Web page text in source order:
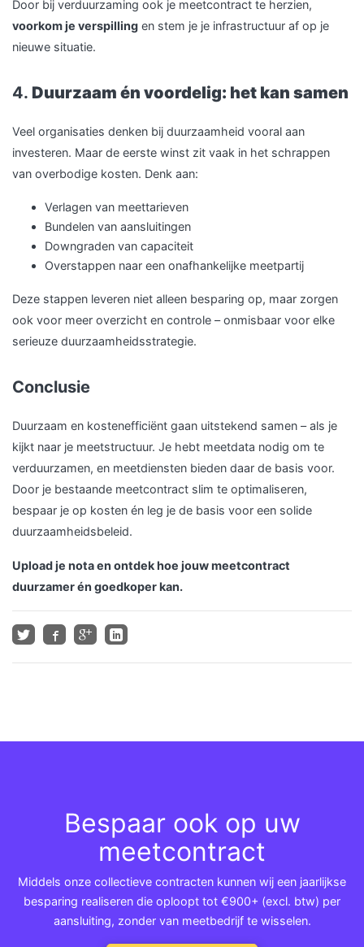
Door bij verduurzaming ook je meetcontract te herzien,
voorkom je verspilling en stem je je infrastructuur af op je
nieuwe situatie.
4. Duurzaam én voordelig: het kan samen
Veel organisaties denken bij duurzaamheid vooral aan
investeren. Maar de eerste winst zit vaak in het schrappen
van overbodige kosten. Denk aan:
Verlagen van meettarieven
Bundelen van aansluitingen
Downgraden van capaciteit
Overstappen naar een onafhankelijke meetpartij
Deze stappen leveren niet alleen besparing op, maar zorgen
ook voor meer overzicht en controle – onmisbaar voor elke
serieuze duurzaamheidsstrategie.
Conclusie
Duurzaam en kostenefficiënt gaan uitstekend samen – als je
kijkt naar je meetstructuur. Je hebt meetdata nodig om te
verduurzamen, en meetdiensten bieden daar de basis voor.
Door je bestaande meetcontract slim te optimaliseren,
bespaar je op kosten én leg je de basis voor een solide
duurzaamheidsbeleid.
Upload je nota en ontdek hoe jouw meetcontract
duurzamer én goedkoper kan.
Bespaar ook op uw
meetcontract
Middels onze collectieve contracten kunnen wij een jaarlijkse
besparing realiseren die oploopt tot €900+ (excl. btw) per
aansluiting, zonder van meetbedrijf te wisselen.